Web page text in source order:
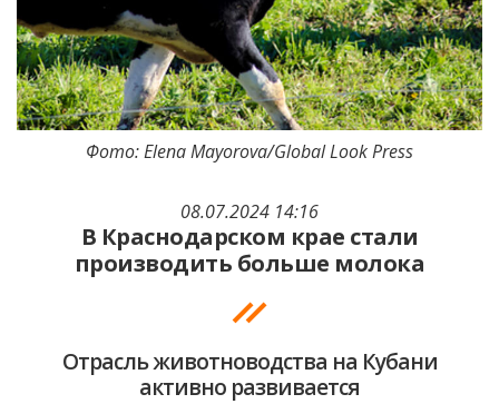
08.07.2024 14:16
В Краснодарском крае стали
производить больше молока
Отрасль животноводства на Кубани
активно развивается
Фото: Elena Mayorova/Global Look Press